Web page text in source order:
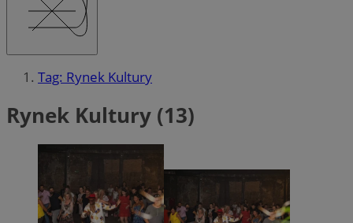
Tag: Rynek Kultury
Rynek Kultury (13)